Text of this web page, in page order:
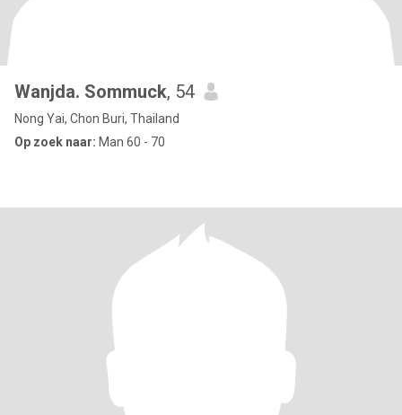
Wanjda. Sommuck, 54
Nong Yai, Chon Buri, Thailand
Op zoek naar: Man 60 - 70